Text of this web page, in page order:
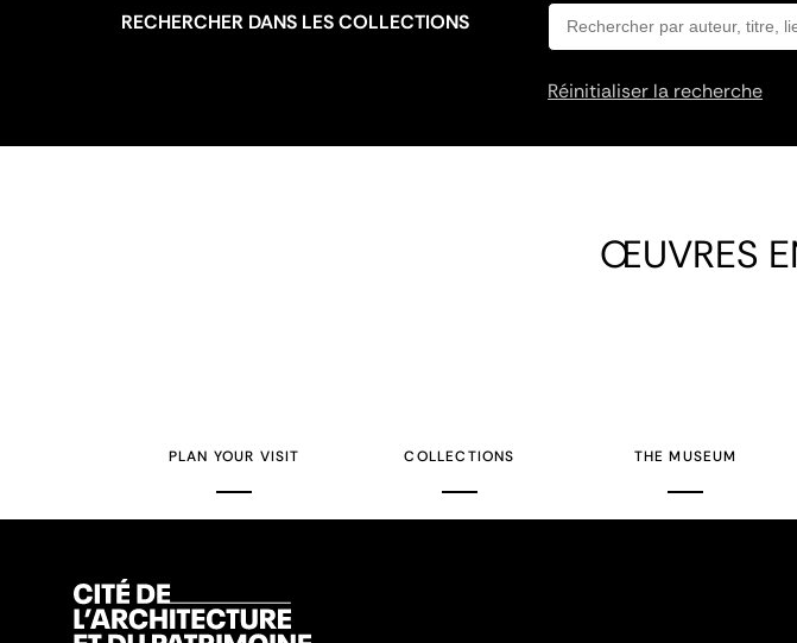
RECHERCHER DANS LES COLLECTIONS
Réinitialiser la recherche
ŒUVRES
PLAN YOUR VISIT COLLECTIONS THE MUSEUM